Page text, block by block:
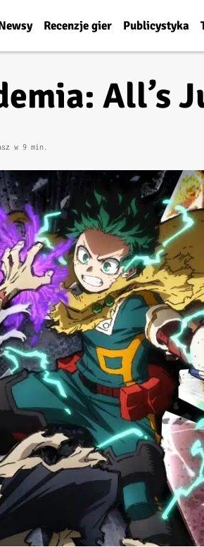
Recenzje gier Publicystyka
All’s
w 9 min.